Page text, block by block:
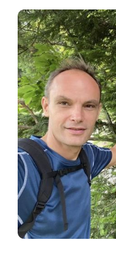
slovenstva,
ob Bohkovem kotu s
Srca Marijinega, delo